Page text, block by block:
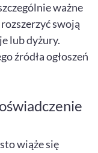
ważne
swoją
lub dyżury.
źródła ogłoszeń
wiąże się